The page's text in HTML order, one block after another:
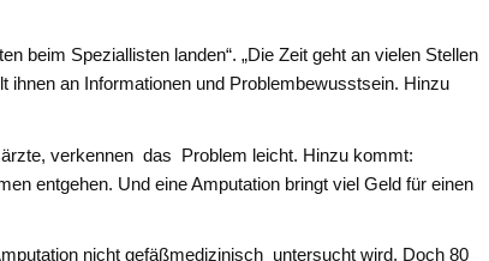
beim Speziallisten landen“. „Die Zeit geht an vielen Stellen
ihnen an Informationen und Problembewusstsein. Hinzu
verkennen das Problem leicht. Hinzu kommt:
entgehen. Und eine Amputation bringt viel Geld für einen
nicht gefäßmedizinisch untersucht wird. Doch 80